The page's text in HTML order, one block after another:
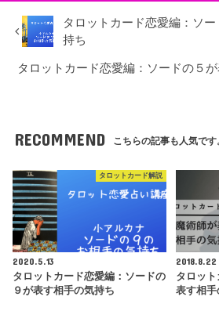
タロットカード恋愛編：ソ
持ち
タロットカード恋愛編：ソードの５
RECOMMEND こちらの記事も人気です
タロットカード解説
2020.5.13
タロットカード恋愛編：ソードの
９が表す相手の気持ち
2018.8.22
タロッ
表す相手